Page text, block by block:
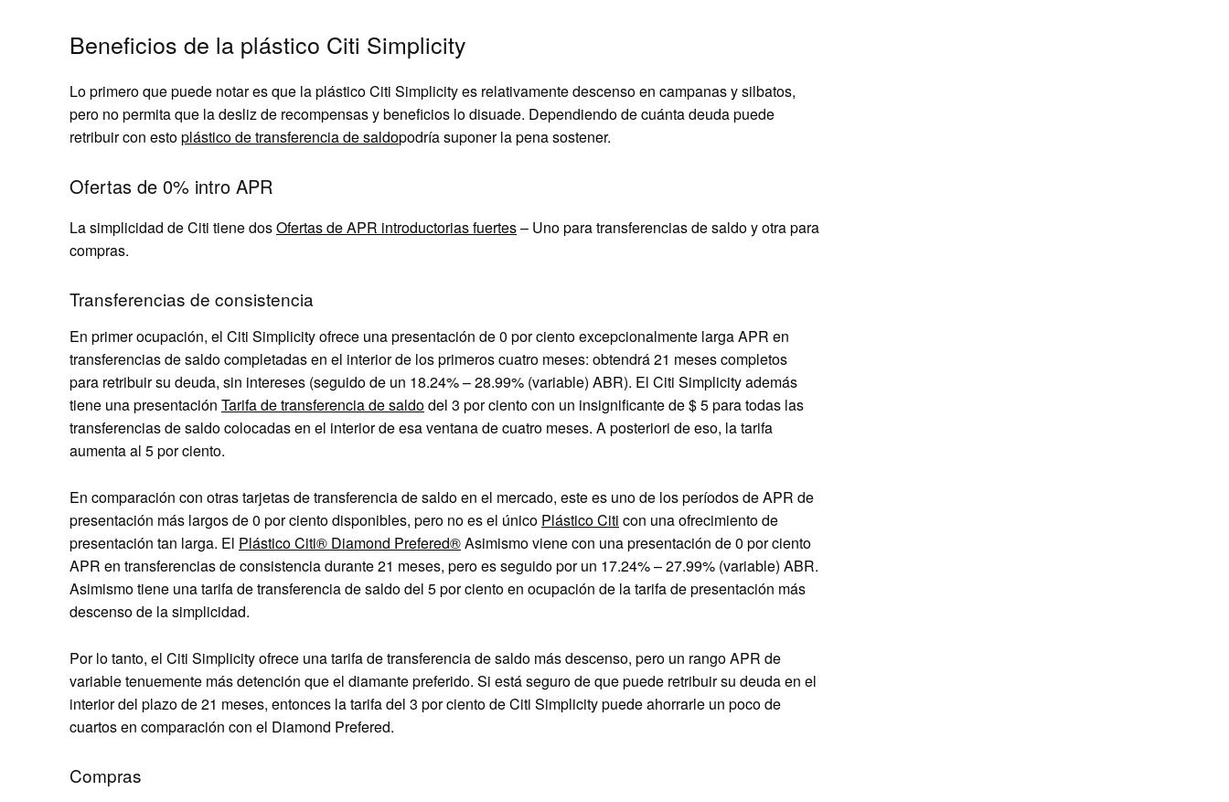
Beneficios de la plástico Citi Simplicity
Lo primero que puede notar es que la plástico Citi Simplicity es relativamente descenso en campanas y silbatos,
pero no permita que la desliz de recompensas y beneficios lo disuade. Dependiendo de cuánta deuda puede
retribuir con estoplástico de transferencia de saldopodría suponer la pena sostener.
Ofertas de 0% intro APR
La simplicidad de Citi tiene dosOfertas de APR introductorias fuertes– Uno para transferencias de saldo y otra para
compras.
Transferencias de consistencia
En primer ocupación, el Citi Simplicity ofrece una presentación de 0 por ciento excepcionalmente larga APR en
transferencias de saldo completadas en el interior de los primeros cuatro meses: obtendrá 21 meses completos
para retribuir su deuda, sin intereses (seguido de un 18.24% – 28.99% (variable) ABR). El Citi Simplicity además
tiene una presentación Tarifa de transferencia de saldodel 3 por ciento con un insignificante de $ 5 para todas las
transferencias de saldo colocadas en el interior de esa ventana de cuatro meses. A posteriori de eso, la tarifa
aumenta al 5 por ciento.
En comparación con otras tarjetas de transferencia de saldo en el mercado, este es uno de los períodos de APR de
presentación más largos de 0 por ciento disponibles, pero no es el único Plástico Citi con una ofrecimiento de
presentación tan larga. El Plástico Citi® Diamond Prefered®Asimismo viene con una presentación de 0 por ciento
APR en transferencias de consistencia durante 21 meses, pero es seguido por un 17.24% – 27.99% (variable) ABR.
Asimismo tiene una tarifa de transferencia de saldo del 5 por ciento en ocupación de la tarifa de presentación más
descenso de la simplicidad.
Por lo tanto, el Citi Simplicity ofrece una tarifa de transferencia de saldo más descenso, pero un rango APR de
variable tenuemente más detención que el diamante preferido. Si está seguro de que puede retribuir su deuda en el
interior del plazo de 21 meses, entonces la tarifa del 3 por ciento de Citi Simplicity puede ahorrarle un poco de
cuartos en comparación con el Diamond Prefered.
Compras